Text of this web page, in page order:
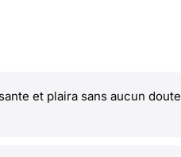
et plaira sans aucun doute